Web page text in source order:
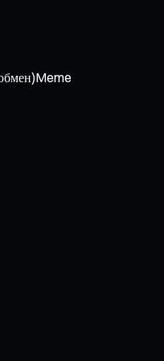
Meme